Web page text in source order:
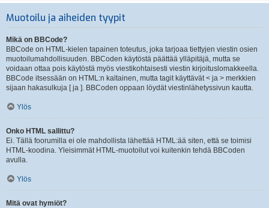
Muotoilu ja aiheiden tyypit
Mikä on BBCode?
BBCode on HTML-kielen tapainen toteutus, joka tarjoaa tiettyjen viestin osien
muotoilumahdollisuuden. BBCoden käytöstä päättää ylläpitäjä, mutta se
voidaan ottaa pois käytöstä myös viestikohtaisesti viestin kirjoituslomakkeella.
BBCode itsessään on HTML:n kaltainen, mutta tagit käyttävät < ja > merkkien
sijaan hakasulkuja [ ja ]. BBCoden oppaan löydät viestinlähetyssivun kautta.
Ylös
Onko HTML sallittu?
Ei. Tällä foorumilla ei ole mahdollista lähettää HTML:ää siten, että se toimisi
HTML-koodina. Yleisimmät HTML-muotoilut voi kuitenkin tehdä BBCoden
avulla.
Ylös
Mitä ovat hymiöt?